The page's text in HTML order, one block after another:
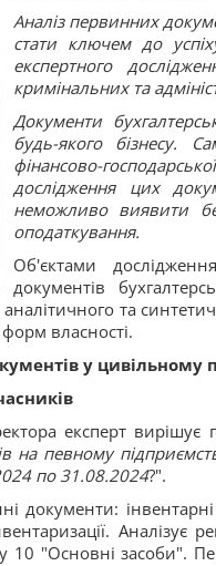
Аналіз первинних
стати ключем до
експертного
кримінальних та
Документи
будь-якого бізнесу.
фінансово-
дослідження цих
неможливо виявити
оподаткування.
Об'єктами
документів
та
форм власності.
у цивільному
експерт
на певному
по 31.08.2024?".
документи:
Аналізує
"Основні засоби".